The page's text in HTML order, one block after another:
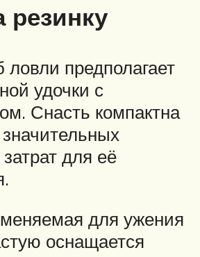
резинку
ловли предполагает
удочки с
Снасть компактна
для её
для ужения
оснащается